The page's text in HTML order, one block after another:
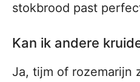
stokbrood past
Kan ik andere
Ja, tijm of rozemarijn